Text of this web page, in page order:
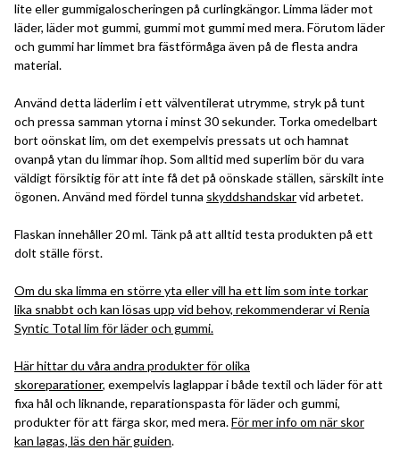
lite eller gummigaloscheringen på curlingkängor. Limma läder mot
läder, läder mot gummi, gummi mot gummi med mera. Förutom läder
och gummi har limmet bra fästförmåga även på de flesta andra
material.
Använd detta läderlim i ett välventilerat utrymme, stryk på tunt
och pressa samman ytorna i minst 30 sekunder. Torka omedelbart
bort oönskat lim, om det exempelvis pressats ut och hamnat
ovanpå ytan du limmar ihop. Som alltid med superlim bör du vara
väldigt försiktig för att inte få det på oönskade ställen, särskilt inte
ögonen. Använd med fördel tunna skyddshandskarvid arbetet.
Flaskan innehåller 20 ml. Tänk på att alltid testa produkten på ett
dolt ställe först.
Om du ska limma en större yta eller vill ha ett lim som inte torkar
lika snabbt och kan lösas upp vid behov, rekommenderar vi Renia
Syntic Total lim för läder och gummi.
Här hittar du våra andra produkter för olika
skoreparationer, exempelvis laglappar i både textil och läder för att
fixa hål och liknande, reparationspasta för läder och gummi,
produkter för att färga skor, med mera.För mer info om när skor
kan lagas, läs den här guiden.